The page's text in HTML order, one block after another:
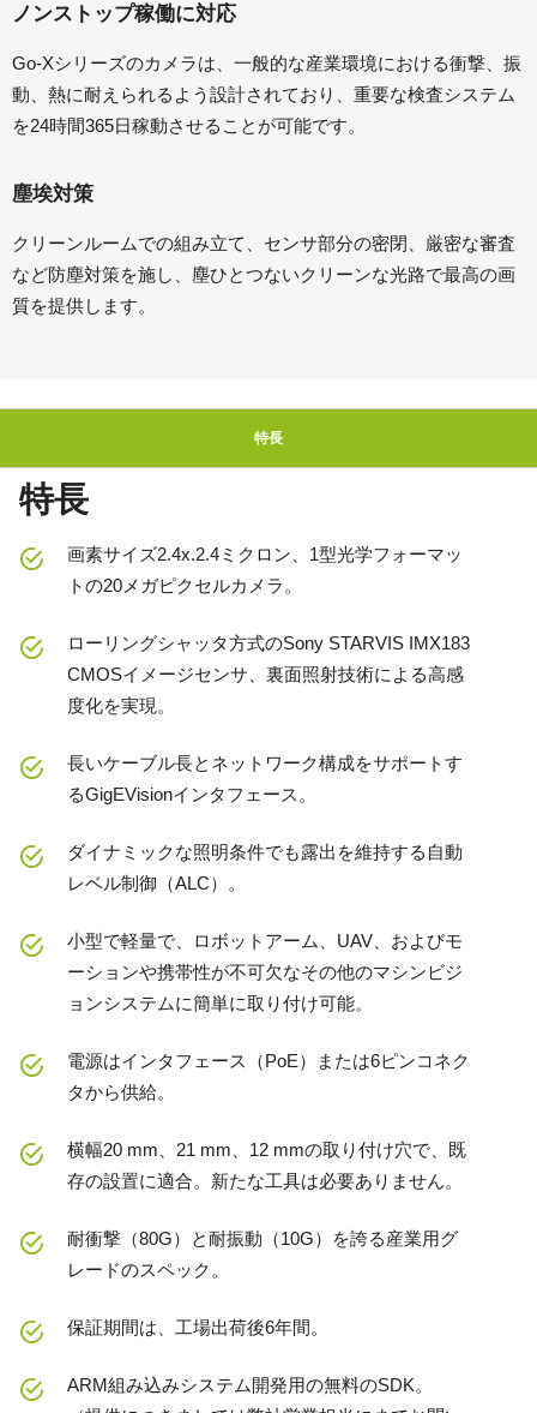
ノンストップ稼働に対応
Go-Xシリーズのカメラは、一般的な産業環境における衝撃、振
動、熱に耐えられるよう設計されており、重要な検査システム
を24時間365日稼動させることが可能です。
塵埃対策
クリーンルームでの組み立て、センサ部分の密閉、厳密な審査
など防塵対策を施し、塵ひとつないクリーンな光路で最高の画
質を提供します。
特長
特長
画素サイズ2.4x.2.4ミクロン、1型光学フォーマッ
トの20メガピクセルカメラ。
ローリングシャッタ方式のSony STARVIS IMX183
CMOSイメージセンサ、裏面照射技術による高感
度化を実現。
長いケーブル長とネットワーク構成をサポートす
るGigEVisionインタフェース。
ダイナミックな照明条件でも露出を維持する自動
レベル制御（ALC）。
小型で軽量で、ロボットアーム、UAV、およびモ
ーションや携帯性が不可欠なその他のマシンビジ
ョンシステムに簡単に取り付け可能。
電源はインタフェース（PoE）または6ピンコネク
タから供給。
横幅20 mm、21 mm、12 mmの取り付け穴で、既
存の設置に適合。新たな工具は必要ありません。
耐衝撃（80G）と耐振動（10G）を誇る産業用グ
レードのスペック。
保証期間は、工場出荷後6年間。
ARM組み込みシステム開発用の無料のSDK。